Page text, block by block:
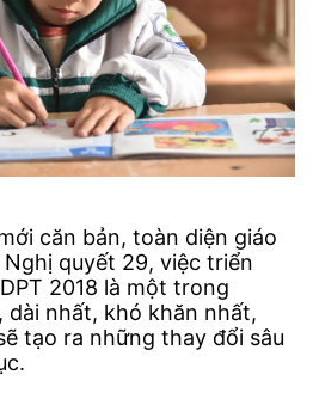
căn bản, toàn diện giáo
quyết 29, việc triển
2018 là một trong
dài nhất, khó khăn nhất,
tạo ra những thay đổi sâu